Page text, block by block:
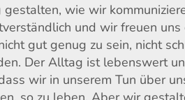
wie wir
und wir freuen
gut genug zu sein, nicht
Der Alltag ist lebenswert
wir in unserem Tun über